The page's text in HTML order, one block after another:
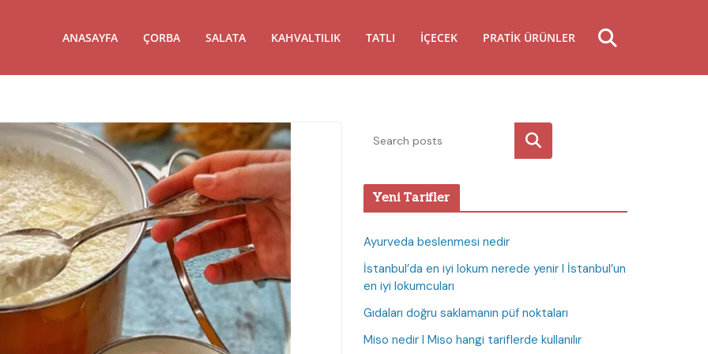
ANASAYFA ÇORBA SALATA KAHVALTILIK TATLI İÇECEK PRATIK ÜRÜNLER
Ara
Yeni Tarifler
Ayurveda beslenmesi nedir
İstanbul’da en iyi lokum nerede yenir I İstanbul’un
en iyi lokumcuları
Gıdaları doğru saklamanın püf noktaları
Miso nedir I Miso hangi tariflerde kullanılır